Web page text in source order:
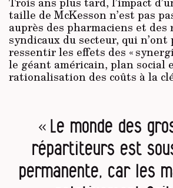
taille de McKesson n’est pas
auprès des pharmaciens et des
syndicaux du secteur, qui n’ont
ressentir les effets des «
le géant américain, plan social
rationalisation des coûts à la
« Le monde des
répartiteurs est
permanente, car les